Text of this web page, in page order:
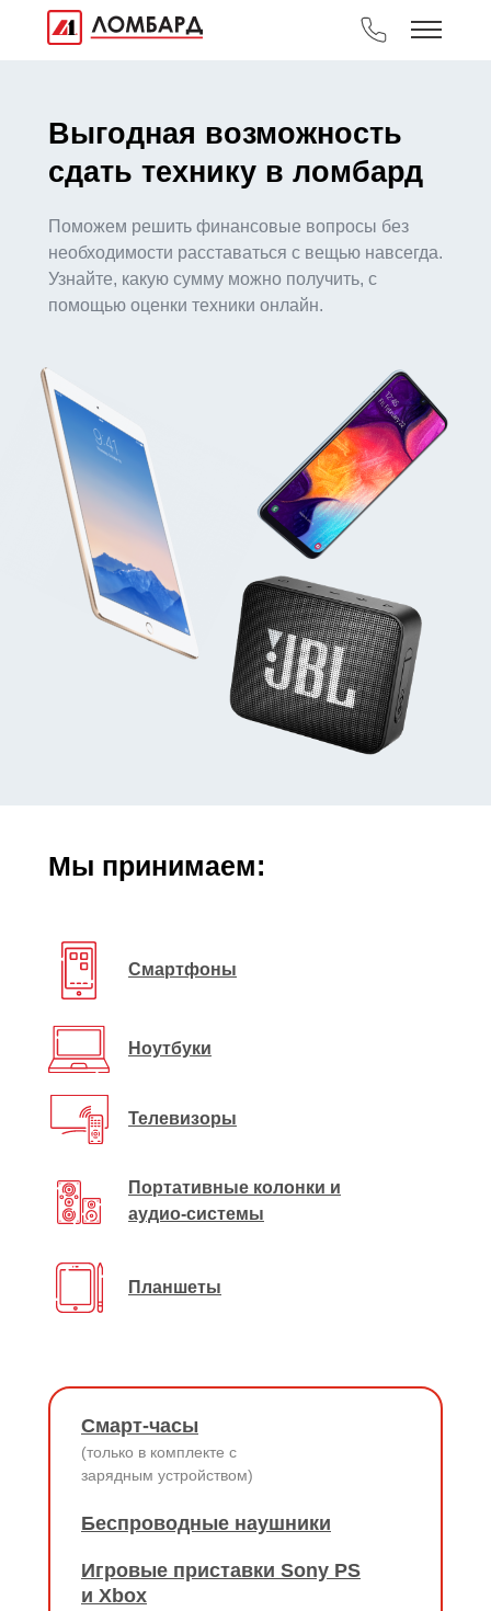
Поможем решить финансовые вопросы без
необходимости расставаться с вещью навсегда.
Узнайте, какую сумму можно получить, с
помощью оценки техники онлайн.
Выгодная возможность
сдать технику в ломбард
Мы принимаем:
Телевизоры
Портативные колонки и
аудио-системы
Смартфоны
Ноутбуки
Планшеты
Смарт-часы
(только в комплекте с
зарядным устройством)
Беспроводные наушники
Игровые приставки Sony PS
и Xbox